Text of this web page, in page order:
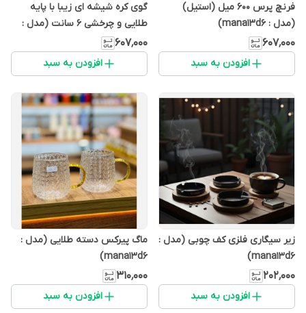
فرنچ پرس 600 میل (استیل)
(مدل : mana13d6)
۶۰۷٬۰۰۰
افزودن به سبد
گوی کره شیشه ای زیبا با پایه
طلایی و چرخشی 6 سانت (مدل :
mana13d6)
۶۰۷٬۰۰۰
افزودن به سبد
زیر سیگاری فلزی کف چوبی (مدل :
mana13d6)
۲۰۲٬۰۰۰
افزودن به سبد
ماگ پیرکس دسته طلایی (مدل :
mana13d6)
۳۱۰٬۰۰۰
افزودن به سبد